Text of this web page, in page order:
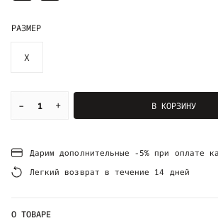
РАЗМЕР
X
– + В КОРЗИНУ
Дарим дополнительные -5% при оплате
Легкий возврат в течение 14 дней
О ТОВАРЕ